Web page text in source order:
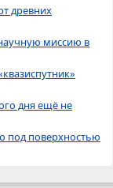
древних
миссию в
дня ещё не
под поверхностью